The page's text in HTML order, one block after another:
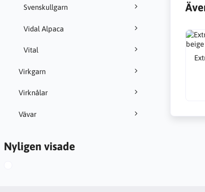
Svenskullgarn
Vidal Alpaca
Vital
Virkgarn
Virknålar
Vävar
Nyligen visade